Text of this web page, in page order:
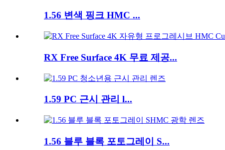
1.56 변색 핑크 HMC ...
RX Free Surface 4K 무료 제공...
1.59 PC 근시 관리 l...
1.56 블루 블록 포토그레이 S...